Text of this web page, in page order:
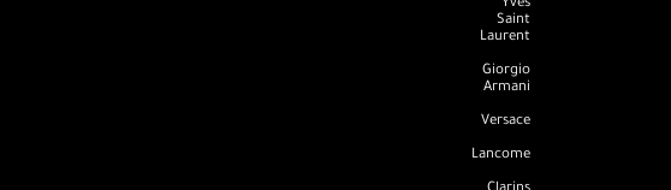
Saint
Laurent
Giorgio
Armani
Versace
Lancome